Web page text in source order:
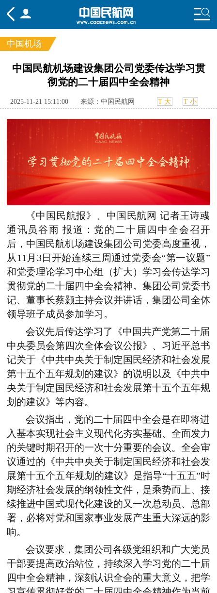
频道
要闻 国内 国际
航图 智库 专题 舆情
中国机场
中国民航机场建设集团公司党委传达学习贯
彻党的二十届四中全会精神
2025-11-21 15:11:00 来源：中国民航网 T 大 T 小
《中国民航报》、中国民航网 记者王诗彧
通讯员谷雨 报道 ： 党的二十届四中全会召开
后， 中国民航机场建设集团公司党委高度重视，
从11月3日开始连续三周通过党委会“第一议题”
和党委理论学习中心组（扩大）学习会传达学习
贯彻党的二十届四中全会精神。集团公司党委书
记、董事长蔡颢主持会议并讲话，集团公司全体
领导班子成员参加学习。
会议先后传达学习了《中国共产党第二十届
中央委员会第四次全体会议公报》、习近平总书
记关于《中共中央关于制定国民经济和社会发展
第十五个五年规划的建议》的说明以及《中共中
央关于制定国民经济和社会发展第十五个五年规
划的建议》等内容。
会议指出，党的二十届四中全会是在即将进
入基本实现社会主义现代化夯实基础、全面发力
的关键时期召开的一次十分重要的会议。全会审
议通过的《中共中央关于制定国民经济和社会发
展第十五个五年规划的建议》是指导“十五五”时
期经济社会发展的纲领性文件，是乘势而上、接
续推进中国式现代化建设的又一次总动员、总部
署，必将对党和国家事业发展产生重大深远的影
响。
会议要求，集团公司各级党组织和广大党员
干部要提高政治站位，持续深入学习党的二十届
四中全会精神，深刻认识全会的重大意义，把学